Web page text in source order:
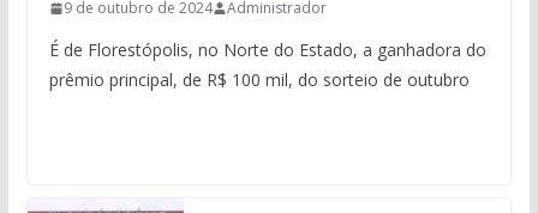
9 de outubro de 2024 Administrador
É de Florestópolis, no Norte do Estado, a ganhadora do
prêmio principal, de R$ 100 mil, do sorteio de outubro